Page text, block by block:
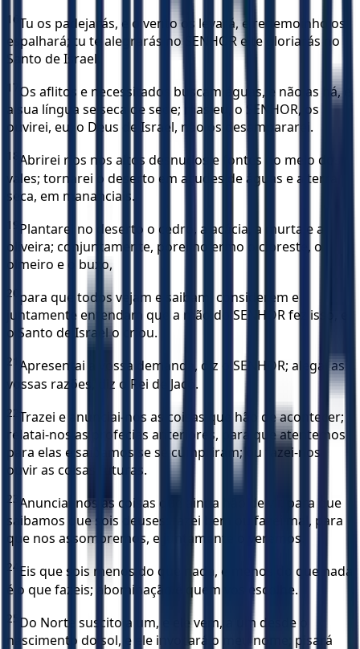
16 Tu os padejarás, e o vento os levará, e redemoinho os
espalhará; tu te alegrarás no SENHOR e te gloriarás no
Santo de Israel.
17 Os aflitos e necessitados buscam águas, e não as há, e
a sua língua se seca de sede; mas eu, o SENHOR, os
ouvirei, eu, o Deus de Israel, não os desampararei.
18 Abrirei rios nos altos desnudos e fontes no meio dos
vales; tornarei o deserto em açudes de águas e a terra
seca, em mananciais.
19 Plantarei no deserto o cedro, a acácia, a murta e a
oliveira; conjuntamente, porei no ermo o cipreste, o
olmeiro e o buxo,
20 para que todos vejam e saibam, considerem e
juntamente entendam que a mão do SENHOR fez isso, e
o Santo de Israel o criou.
21
Apresentai a vossa demanda, diz o SENHOR; alegai as
vossas razões, diz o Rei de Jacó.
22 Trazei e anunciai-nos as coisas que hão de acontecer;
relatai-nos as profecias anteriores, para que atentemos
para elas e saibamos se se cumpriram; ou fazei-nos
ouvir as coisas futuras.
23 Anunciai-nos as coisas que ainda hão de vir, para que
saibamos que sois deuses; fazei bem ou fazei mal, para
que nos assombremos, e juntamente o veremos.
24 Eis que sois menos do que nada, e menos do que nada
é o que fazeis; abominação é quem vos escolhe.
25 Do Norte suscito a um, e ele vem, a um desde o
nascimento do sol, e ele invocará o meu nome; pisará